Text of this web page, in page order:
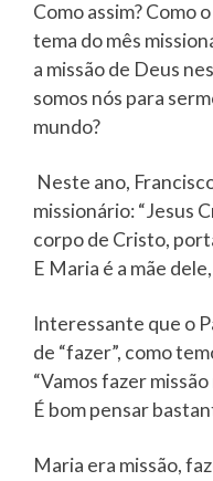
Como assim? Como
tema do mês
a missão de Deus
somos nós para
mundo?
Neste ano,
missionário: “Jesus
corpo de Cristo,
E Maria é a mãe
Interessante que o
de “fazer”, como
“Vamos fazer
É bom pensar
Maria era missão,